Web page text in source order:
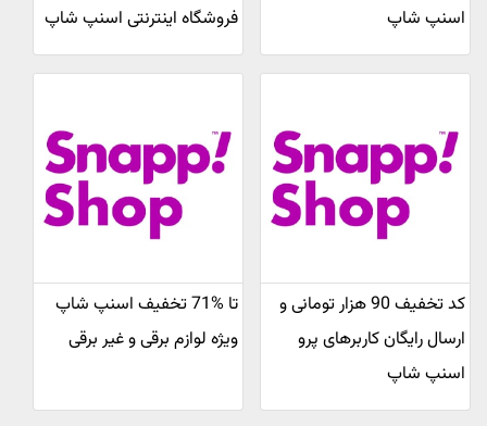
اسنپ شاپ
فروشگاه اینترنتی اسنپ شاپ
کد تخفیف 90 هزار تومانی و
ارسال رایگان کاربرهای پرو
اسنپ شاپ
تا %71 تخفیف اسنپ شاپ
ویژه لوازم برقی و غیر برقی